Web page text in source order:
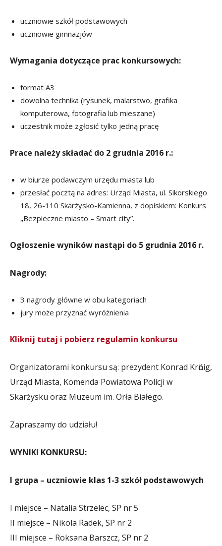
uczniowie szkół podstawowych
uczniowie gimnazjów
Wymagania dotyczące prac konkursowych:
format A3
dowolna technika (rysunek, malarstwo, grafika
komputerowa, fotografia lub mieszane)
uczestnik może zgłosić tylko jedną pracę
Prace należy składać do 2 grudnia 2016 r.:
w biurze podawczym urzędu miasta lub
przesłać pocztą na adres: Urząd Miasta, ul. Sikorskiego
18, 26-110 Skarżysko-Kamienna, z dopiskiem: Konkurs
„Bezpieczne miasto – Smart city”.
Ogłoszenie wyników nastąpi do 5 grudnia 2016 r.
Nagrody:
3 nagrody główne w obu kategoriach
jury może przyznać wyróżnienia
Kliknij tutaj i pobierz regulamin konkursu
Organizatorami konkursu są: prezydent Konrad Krӧnig,
Urząd Miasta, Komenda Powiatowa Policji w
Skarżysku oraz Muzeum im. Orła Białego.
Zapraszamy do udziału!
WYNIKI KONKURSU:
I grupa – uczniowie klas 1-3 szkół podstawowych
I miejsce – Natalia Strzelec, SP nr 5
II miejsce – Nikola Radek, SP nr 2
III miejsce – Roksana Barszcz, SP nr 2